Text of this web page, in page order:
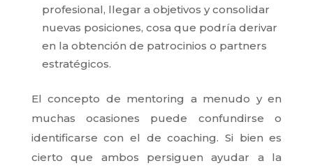
profesional, llegar a objetivos y consolidar
nuevas posiciones, cosa que podría derivar
en la obtención de patrocinios o partners
estratégicos.
El concepto de mentoring a menudo y en
muchas ocasiones puede confundirse o
identificarse con el de coaching. Si bien es
cierto que ambos persiguen ayudar a la